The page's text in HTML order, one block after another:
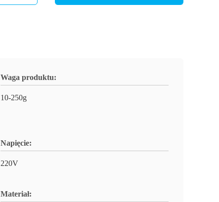
Waga produktu:
10-250g
Napięcie:
220V
Materiał: